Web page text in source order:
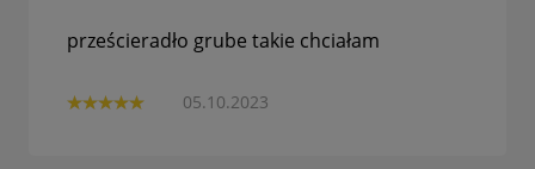
05.10.2023
prześcieradło grube takie chciałam